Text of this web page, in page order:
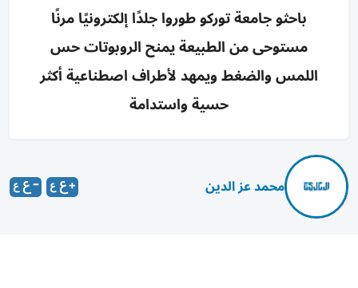
باحثو جامعة توركو طوروا جلدًا إلكترونيًا مرنًا
مستوحى من الطبيعة يمنح الروبوتات حس
اللمس والضغط ويمهد لأطراف اصطناعية أكثر
حسية واستدامة
محمد عز الدين